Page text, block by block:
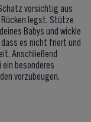
vorsichtig aus
Rücken legst. Stütze
Babys und wickle
es nicht friert und
Anschließend
besonderes
vorzubeugen.